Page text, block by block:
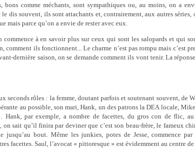
bons comme méchants, sont sympathiques ou, au moins, on a
dis souvent, ils sont attachants et, contrairement, aux autres séries,
mais parce qu’on a envie de rester avec eux.
commence à en savoir plus sur ceux qui sont les salopards et qui
ils fonctionnent... Le charme n’est pas rompu mais c’est
dernière saison, on se demande comment ils vont tenir. La
seconds rôles : la femme, doutant parfois et soutenant souvent, de
au possible, son mari, Hank, un des patrons la DEA locale,
par exemple, a nombre de facettes, du gros con de flic, au
sait qu’il finira par deviner que c’est son beau-frère, le fameux
jusqu’au bout. Même les junkies, potes de Jesse, commence par
facettes. Saul, l’avocat « pittoresque » est évidemment au centre